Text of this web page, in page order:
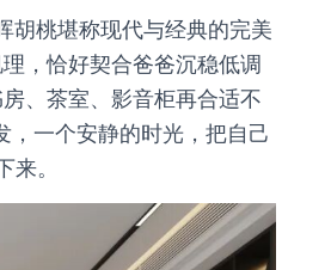
胡桃堪称现代与经典的完美
，恰好契合爸爸沉稳低调
、茶室、影音柜再合适不
一个安静的时光，把自己
。